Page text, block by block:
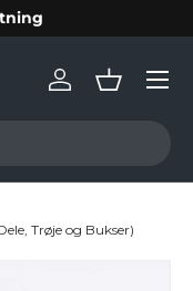
Log inBasket
Trøje og Bukser)